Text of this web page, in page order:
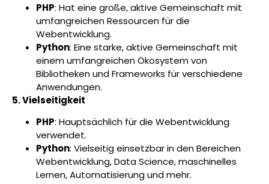
PHP: Hat eine große, aktive Gemeinschaft mit
umfangreichen Ressourcen für die
Webentwicklung.
Python: Eine starke, aktive Gemeinschaft mit
einem umfangreichen Ökosystem von
Bibliotheken und Frameworks für verschiedene
Anwendungen.
5. Vielseitigkeit
PHP: Hauptsächlich für die Webentwicklung
verwendet.
Python: Vielseitig einsetzbar in den Bereichen
Webentwicklung, Data Science, maschinelles
Lernen, Automatisierung und mehr.